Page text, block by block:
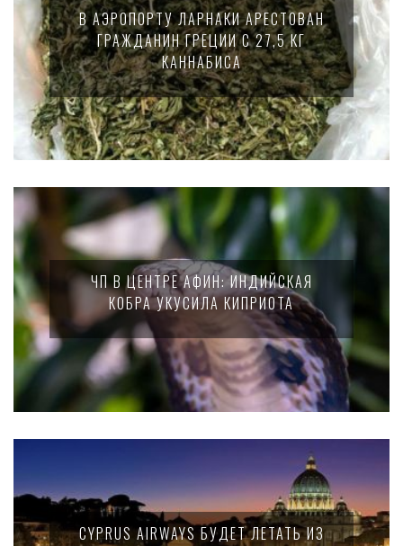
В АЭРОПОРТУ ЛАРНАКИ АРЕСТОВАН
ГРАЖДАНИН ГРЕЦИИ С 27,5 КГ
КАННАБИСА
ЧП В ЦЕНТРЕ АФИН: ИНДИЙСКАЯ
КОБРА УКУСИЛА КИПРИОТА
CYPRUS AIRWAYS БУДЕТ ЛЕТАТЬ ИЗ